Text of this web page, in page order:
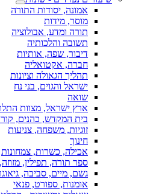
אמונה, יסודות התורה
מוסר, מידות
תורה ומדע, אבולוציה
תשובה והלכותיה
דיבור, שפה, אותיות
חברה, אקטואליה
תהליך הגאולה וציונות
ישראל והגוים, בני נח
שואה
ארץ ישראל, מצוות
בית המקדש, כהנים,
זוגיות, משפחה, צניעות
חינוך
אכילה, כשרות, צמחונות
ספר תורה, תפילין,
גשם, מיים, סביבה,
אומנות, ספורט, פנאי